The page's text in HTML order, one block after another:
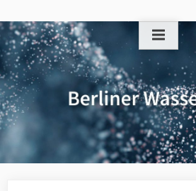
to
content